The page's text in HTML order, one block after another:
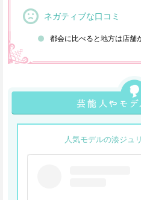
ネガティブな口コミ
都会に比べると地方は店舗
人気モデルの湊ジュ